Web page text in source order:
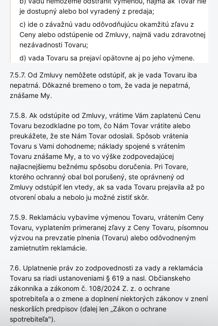
je dostupný alebo bol vyradený z predaja;
c) ide o závažnú vadu odôvodňujúcu okamžitú zľavu z
Ceny alebo odstúpenie od Zmluvy, najmä vadu zdravotnej
nezávadnosti Tovaru;
d) vada Tovaru sa prejaví opätovne aj po jeho výmene.
7.5.7. Od Zmluvy nemôžete odstúpiť, ak je vada Tovaru iba
nepatrná. Dôkazné bremeno o tom, že vada je nepatrná,
znášame My.
7.5.8. Ak odstúpite od Zmluvy, vrátime Vám zaplatenú Cenu
Tovaru bezodkladne po tom, čo Nám Tovar vrátite alebo
preukážete, že ste Nám Tovar odoslali. Spôsob vrátenia
Tovaru s Vami dohodneme; náklady spojené s vrátením
Tovaru znášame My, a to vo výške zodpovedajúcej
najlacnejšiemu bežnému spôsobu doručenia. Pri Tovare,
ktorého ochranný obal bol porušený, ste oprávnený od
Zmluvy odstúpiť len vtedy, ak sa vada Tovaru prejavila až po
otvorení obalu a nebolo ju možné zistiť skôr.
7.5.9. Reklamáciu vybavíme výmenou Tovaru, vrátením Ceny
Tovaru, vyplatením primeranej zľavy z Ceny Tovaru, písomnou
výzvou na prevzatie plnenia (Tovaru) alebo odôvodneným
zamietnutím reklamácie.
7.6. Uplatnenie práv zo zodpovednosti za vady a reklamácia
Tovaru sa riadi ustanoveniami § 619 a nasl. Občianskeho
zákonníka a zákonom č. 108/2024 Z. z. o ochrane
spotrebiteľa a o zmene a doplnení niektorých zákonov v znení
neskorších predpisov (ďalej len „Zákon o ochrane
spotrebiteľa").